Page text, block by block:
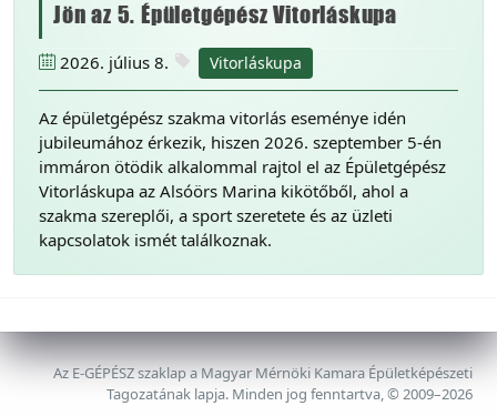
Jön az 5. Épületgépész Vitorláskupa
2026. július 8. Vitorláskupa
Az épületgépész szakma vitorlás eseménye idén
jubileumához érkezik, hiszen 2026. szeptember 5-én
immáron ötödik alkalommal rajtol el az Épületgépész
Vitorláskupa az Alsóörs Marina kikötőből, ahol a
szakma szereplői, a sport szeretete és az üzleti
kapcsolatok ismét találkoznak.
Az E-GÉPÉSZ szaklap a Magyar Mérnöki Kamara Épületképészeti
Tagozatának lapja. Minden jog fenntartva, © 2009–2026